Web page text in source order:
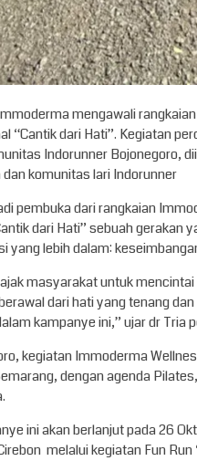
mengawali
“Cantik dari Hati”. Kegiatan
Indorunner Bojonegoro,
komunitas lari Indorunner
pembuka dari rangkaian
dari Hati” sebuah gerakan
yang lebih dalam:
masyarakat untuk
dari hati yang tenang
kampanye ini,” ujar dr
kegiatan Immoderma
dengan agenda
ini akan berlanjut pada 26
melalui kegiatan Fun